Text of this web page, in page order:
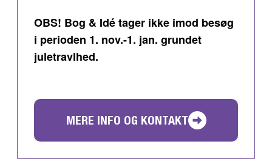
OBS! Bog & Idé tager ikke imod besøg
i perioden 1. nov.-1. jan. grundet
juletravlhed.
MERE INFO OG KONTAKT